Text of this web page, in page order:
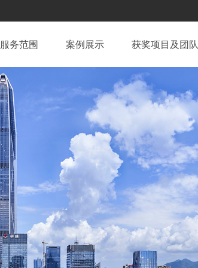
服务范围 案例展示 获奖项目及团队